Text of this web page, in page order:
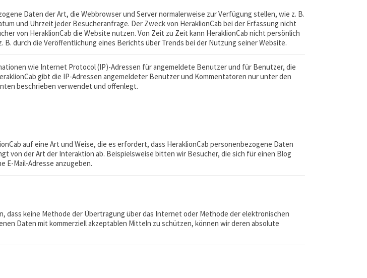
Daten der Art, die Webbrowser und Server normalerweise zur Verfügung stellen, wie z. B.
und Uhrzeit jeder Besucheranfrage. Der Zweck von HeraklionCab bei der Erfassung nicht
von HeraklionCab die Website nutzen. Von Zeit zu Zeit kann HeraklionCab nicht persönlich
durch die Veröffentlichung eines Berichts über Trends bei der Nutzung seiner Website.
wie Internet Protocol (IP)-Adressen für angemeldete Benutzer und für Benutzer, die
gibt die IP-Adressen angemeldeter Benutzer und Kommentatoren nur unter den
beschrieben verwendet und offenlegt.
auf eine Art und Weise, die es erfordert, dass HeraklionCab personenbezogene Daten
von der Art der Interaktion ab. Beispielsweise bitten wir Besucher, die sich für einen Blog
E-Mail-Adresse anzugeben.
dass keine Methode der Übertragung über das Internet oder Methode der elektronischen
Daten mit kommerziell akzeptablen Mitteln zu schützen, können wir deren absolute